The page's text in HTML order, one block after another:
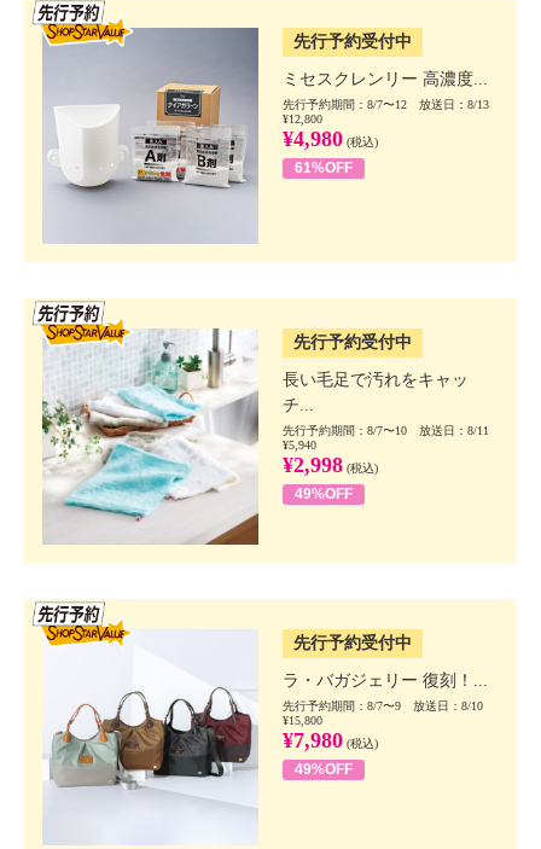
先行予約受付中
ミセスクレンリー 高濃度...
先行予約期間：8/7〜12 放送日：8/13
¥12,800
¥4,980 (税込)
61%OFF
先行予約受付中
長い毛足で汚れをキャッ
チ...
先行予約期間：8/7〜10 放送日：8/11
¥5,940
¥2,998 (税込)
49%OFF
先行予約受付中
ラ・バガジェリー 復刻！...
先行予約期間：8/7〜9 放送日：8/10
¥15,800
¥7,980 (税込)
49%OFF